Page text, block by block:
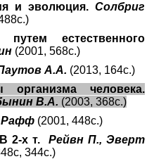
и эволюция. Солбриг
естественного
(2001, 568с.)
А.А. (2013, 164с.)
организма человека.
В.А. (2003, 368с.)
Рафф (2001, 448с.)
2-х т. Рейвн П., Эверт
344с.)